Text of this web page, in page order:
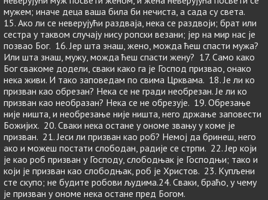
мужем; иначе деца ваша била би нечиста, а сада су света.
15. Ако ли се неверујући раздваја, нека се раздвоји; брат или
сестра у таквом случају нису ропски везани; јер на мир нас је
позвао Бог. 16. Јер шта знаш, жено, можда ћеш спасти мужа?
Или шта знаш, мужу, можда ћеш спасти жену? 17. Само како
Бог свакоме додели, сваки како га је Господ призвао, онако
нека живи. И тако заповедам по свима Црквама. 18. Је ли ко
призван као обрезан? Нека се не гради необрезан. Је ли ко
призван као необразан? Нека се не обрезује. 19. Обрезање
није ништа, и необрезање није ништа, него држање заповести
Божијих. 20. Сваки нека остане у ономе звању у коме је
призван. 21. Јеси ли призван као роб? Немој да бринеш, него
ако и можеш постати слободан, радије се стрпи. 22. Јер који
је као роб призван у Господу, слободњак је Господњи; тако и
који је призван као слободњак, роб је Христов. 23. Купљени
сте скупо; не будите робови људима.24. Сваки, браћо, у чему
је призван у ономе нека остане пред Богом.